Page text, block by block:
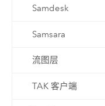
Samdesk
Samsara
流图层
TAK 客户端